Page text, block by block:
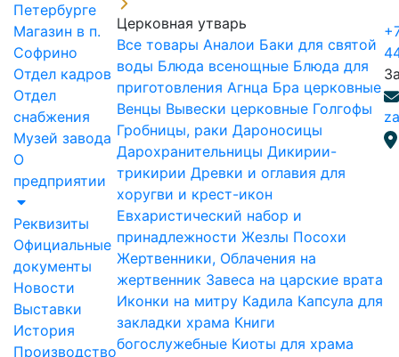
Петербурге
Магазин в п.
Софрино
Отдел кадров
Отдел
снабжения
Музей завода
О
предприятии
Реквизиты
Официальные
документы
Новости
Выставки
История
Производство
Церковная утварь
Все товары Аналои Баки для святой
воды Блюда всенощные Блюда для
приготовления Агнца Бра церковные
Венцы Вывески церковные Голгофы
Гробницы, раки Дароносицы
Дарохранительницы Дикирии-
трикирии Древки и оглавия для
хоругви и крест-икон
Евхаристический набор и
принадлежности Жезлы Посохи
Жертвенники, Облачения на
жертвенник Завеса на царские врата
Иконки на митру Кадила Капсула для
закладки храма Книги
богослужебные Киоты для храма